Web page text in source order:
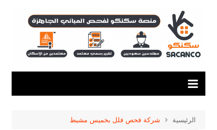
المحتوى
الرئيسية شركة فحص فلل بخميس مشيط